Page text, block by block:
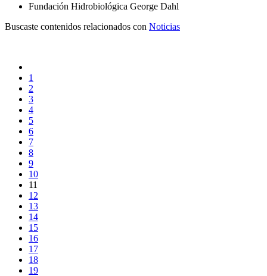
Fundación Hidrobiológica George Dahl
Buscaste contenidos relacionados con Noticias
1
2
3
4
5
6
7
8
9
10
11
12
13
14
15
16
17
18
19